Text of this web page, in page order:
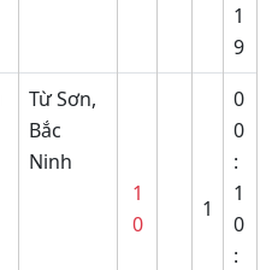
1
9
Từ Sơn,
Bắc
Ninh
1
0
1
0
0
:
1
0
: